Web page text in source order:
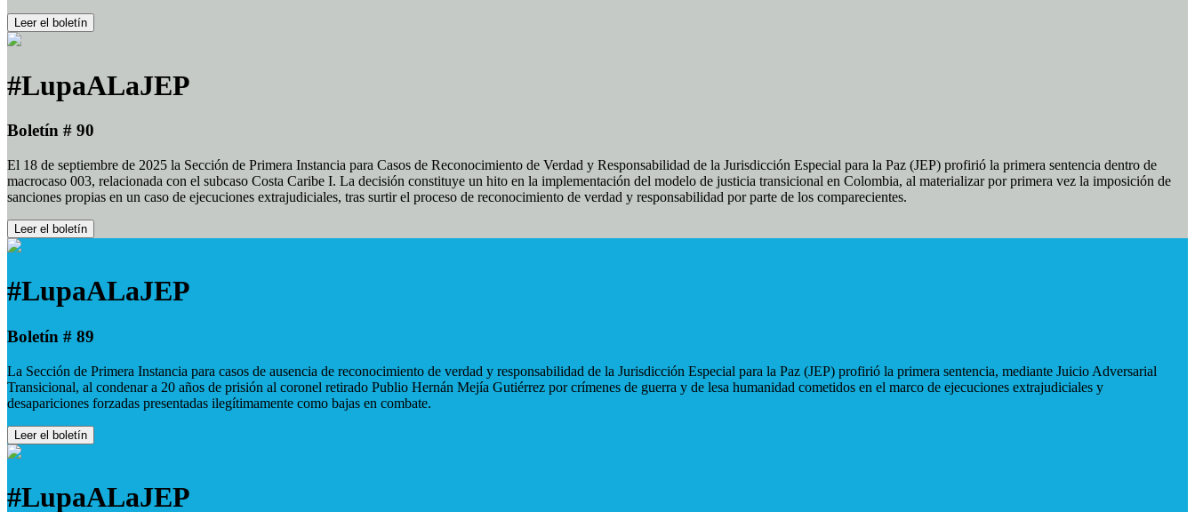
Leer el boletín
#LupaALaJEP
Boletín # 90
El 18 de septiembre de 2025 la Sección de Primera Instancia para Casos de Reconocimiento de Verdad y Responsabilidad de la Jurisdicción Especial para la Paz (JEP) profirió la primera sentencia dentro de
macrocaso 003, relacionada con el subcaso Costa Caribe I. La decisión constituye un hito en la implementación del modelo de justicia transicional en Colombia, al materializar por primera vez la imposición de
sanciones propias en un caso de ejecuciones extrajudiciales, tras surtir el proceso de reconocimiento de verdad y responsabilidad por parte de los comparecientes.
Leer el boletín
#LupaALaJEP
Boletín # 89
La Sección de Primera Instancia para casos de ausencia de reconocimiento de verdad y responsabilidad de la Jurisdicción Especial para la Paz (JEP) profirió la primera sentencia, mediante Juicio Adversarial
Transicional, al condenar a 20 años de prisión al coronel retirado Publio Hernán Mejía Gutiérrez por crímenes de guerra y de lesa humanidad cometidos en el marco de ejecuciones extrajudiciales y
desapariciones forzadas presentadas ilegítimamente como bajas en combate.
Leer el boletín
#LupaALaJEP